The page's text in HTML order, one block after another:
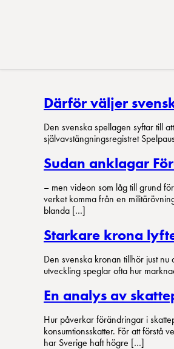
Därför väljer
Den svenska spellagen syftar till
självavstängningsregistret
Sudan anklagar
– men videon som låg till grund
verket komma från en
blanda […]
Starkare krona
Den svenska kronan tillhör just
utveckling speglar ofta hur
En analys av
Hur påverkar förändringar i
konsumtionsskatter. För att förstå
har Sverige haft högre […]